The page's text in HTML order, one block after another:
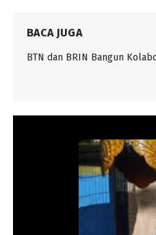
BACA JUGA
BTN dan BRIN Bangun